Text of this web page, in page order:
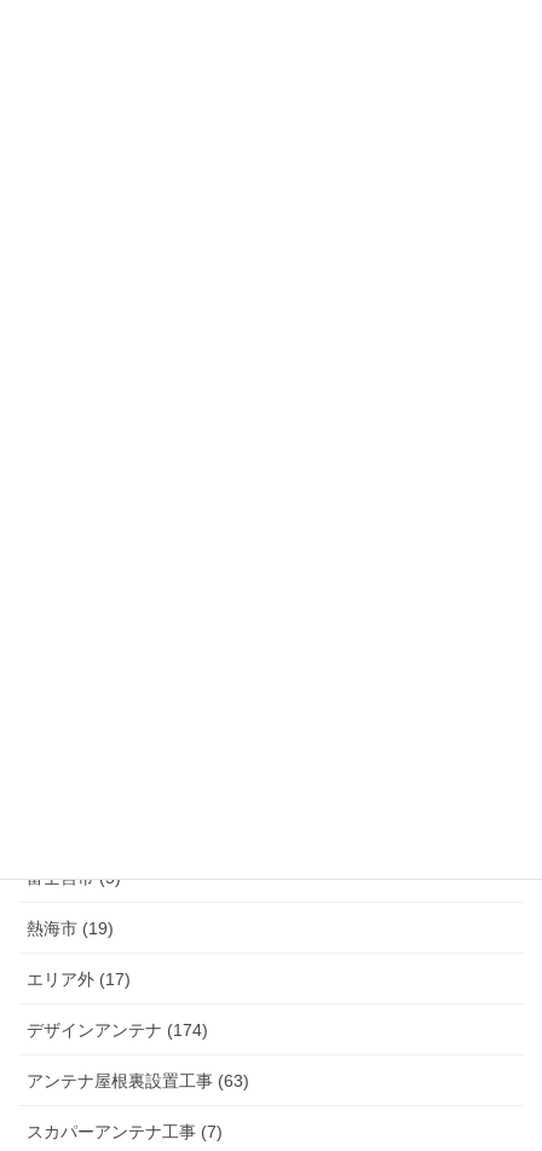
富士宮市 (5)
熱海市 (19)
エリア外 (17)
デザインアンテナ (174)
アンテナ屋根裏設置工事 (63)
スカパーアンテナ工事 (7)